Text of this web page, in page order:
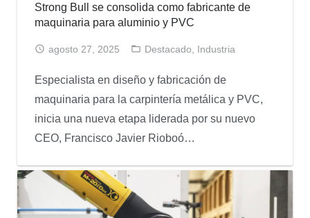
Strong Bull se consolida como fabricante de
maquinaria para aluminio y PVC
agosto 27, 2025 Destacado Industria
Especialista en diseño y fabricación de
maquinaria para la carpintería metálica y PVC,
inicia una nueva etapa liderada por su nuevo
CEO, Francisco Javier Rioboó…